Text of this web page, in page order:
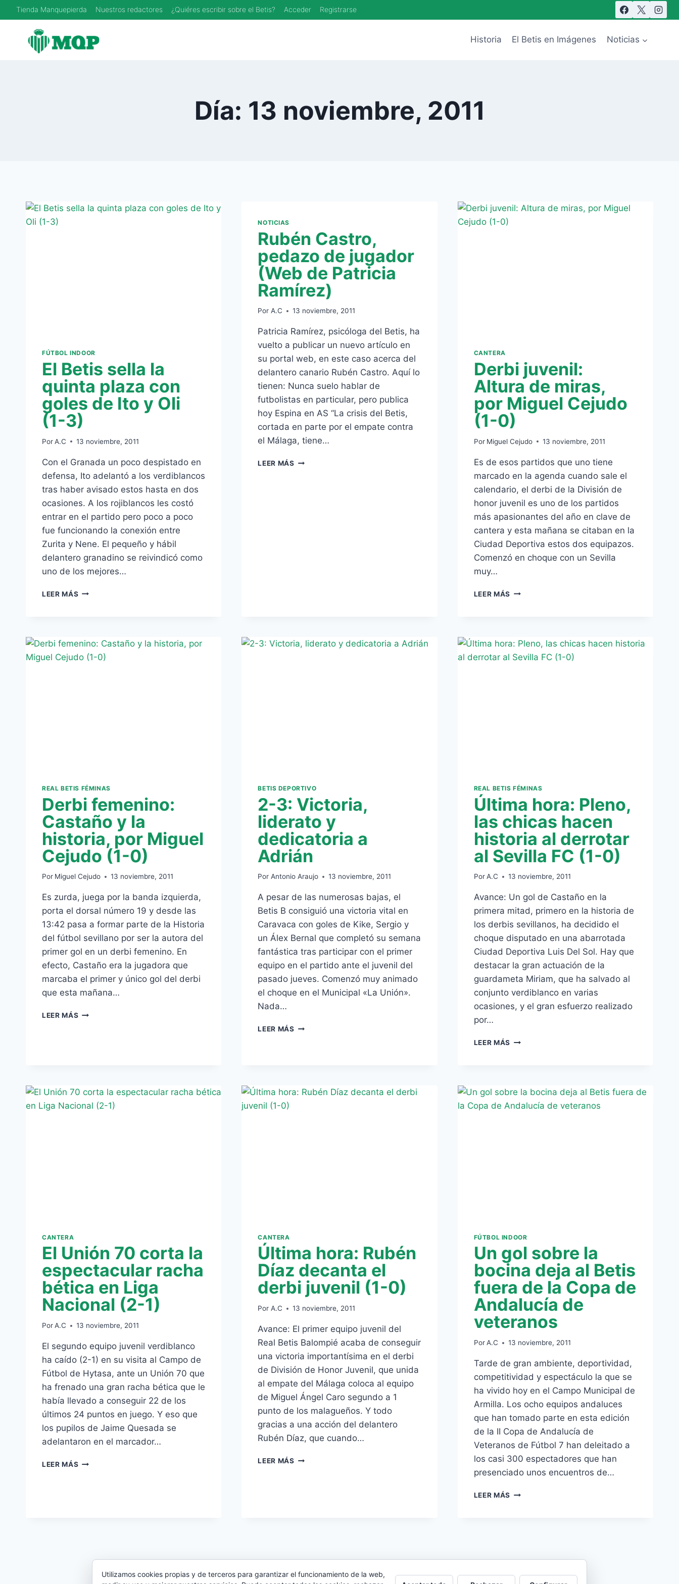
Saltar
al
contenido
Tienda Manquepierda Nuestros redactores ¿Quiéres escribir sobre el Betis? Acceder Registrarse
Historia El Betis en Imágenes Noticias
Día: 13 noviembre, 2011
FÚTBOL INDOOR
El Betis sella la
quinta plaza con
goles de Ito y Oli
(1-3)
PorA.C 13 noviembre, 2011
Con el Granada un poco despistado en
defensa, Ito adelantó a los verdiblancos
tras haber avisado estos hasta en dos
ocasiones. A los rojiblancos les costó
entrar en el partido pero poco a poco
fue funcionando la conexión entre
Zurita y Nene. El pequeño y hábil
delantero granadino se reivindicó como
uno de los mejores…
LEER MÁS EL
PLAZA
CON
NOTICIAS
Rubén Castro,
pedazo de jugador
(Web de Patricia
Ramírez)
Por A.C 13 noviembre, 2011
Patricia Ramírez, psicóloga del Betis, ha
vuelto a publicar un nuevo artículo en
su portal web, en este caso acerca del
delantero canario Rubén Castro. Aquí lo
tienen: Nunca suelo hablar de
futbolistas en particular, pero publica
hoy Espina en AS “La crisis del Betis,
cortada en parte por el empate contra
el Málaga, tiene…
LEER MÁS RUBÉN
CANTERA
Derbi juvenil:
Altura de miras,
por Miguel Cejudo
(1-0)
Por Miguel Cejudo 13 noviembre, 2011
Es de esos partidos que uno tiene
marcado en la agenda cuando sale el
calendario, el derbi de la División de
honor juvenil es uno de los partidos
más apasionantes del año en clave de
cantera y esta mañana se citaban en la
Ciudad Deportiva estos dos equipazos.
Comenzó en choque con un Sevilla
muy…
LEER MÁS DERBI
POR
MIGUEL
REAL BETIS FÉMINAS
Derbi femenino:
Castaño y la
historia, por Miguel
Cejudo (1-0)
Por Miguel Cejudo 13 noviembre, 2011
Es zurda, juega por la banda izquierda,
porta el dorsal número 19 y desde las
13:42 pasa a formar parte de la Historia
del fútbol sevillano por ser la autora del
primer gol en un derbi femenino. En
efecto, Castaño era la jugadora que
marcaba el primer y único gol del derbi
que esta mañana…
LEER MÁS DERBI
MIGUEL
CEJUDO
(1-
BETIS DEPORTIVO
2-3: Victoria,
liderato y
dedicatoria a
Adrián
Por Antonio Araujo 13 noviembre, 2011
A pesar de las numerosas bajas, el
Betis B consiguió una victoria vital en
Caravaca con goles de Kike, Sergio y
un Álex Bernal que completó su semana
fantástica tras participar con el primer
equipo en el partido ante el juvenil del
pasado jueves. Comenzó muy animado
el choque en el Municipal «La Unión».
Nada…
LEER MÁS 2-
A
REAL BETIS FÉMINAS
Última hora: Pleno,
las chicas hacen
historia al derrotar
al Sevilla FC (1-0)
Por A.C 13 noviembre, 2011
Avance: Un gol de Castaño en la
primera mitad, primero en la historia de
los derbis sevillanos, ha decidido el
choque disputado en una abarrotada
Ciudad Deportiva Luis Del Sol. Hay que
destacar la gran actuación de la
guardameta Miriam, que ha salvado al
conjunto verdiblanco en varias
ocasiones, y el gran esfuerzo realizado
por…
LEER MÁS ÚLTIMA
HACEN
HISTORIA
CANTERA
El Unión 70 corta la
espectacular racha
bética en Liga
Nacional (2-1)
PorA.C 13 noviembre, 2011
El segundo equipo juvenil verdiblanco
ha caído (2-1) en su visita al Campo de
Fútbol de Hytasa, ante un Unión 70 que
ha frenado una gran racha bética que le
había llevado a conseguir 22 de los
últimos 24 puntos en juego. Y eso que
los pupilos de Jaime Quesada se
adelantaron en el marcador…
LEER MÁS
CANTERA
Última hora: Rubén
Díaz decanta el
derbi juvenil (1-0)
Por A.C 13 noviembre, 2011
Avance: El primer equipo juvenil del
Real Betis Balompié acaba de conseguir
una victoria importantísima en el derbi
de División de Honor Juvenil, que unida
al empate del Málaga coloca al equipo
de Miguel Ángel Caro segundo a 1
punto de los malagueños. Y todo
gracias a una acción del delantero
Rubén Díaz, que cuando…
LEER MÁS ÚLTIMA
FÚTBOL INDOOR
Un gol sobre la
bocina deja al Betis
fuera de la Copa de
Andalucía de
veteranos
Por A.C 13 noviembre, 2011
Tarde de gran ambiente, deportividad,
competitividad y espectáculo la que se
ha vivido hoy en el Campo Municipal de
Armilla. Los ocho equipos andaluces
que han tomado parte en esta edición
de la II Copa de Andalucía de
Veteranos de Fútbol 7 han deleitado a
los casi 300 espectadores que han
presenciado unos encuentros de…
LEER MÁS UN
FUERA
Utilizamos cookies propias y de terceros para garantizar el funcionamiento de la web,